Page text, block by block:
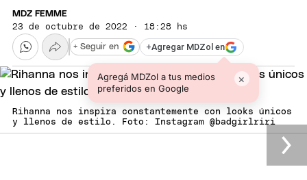
MDZ FEMME
23 de octubre de 2022 · 18:28 hs
+Agregar MDZol en
Agregá MDZol a tus medios
preferidos en Google
×
+ Seguir en
Rihanna nos inspira constantemente con looks únicos
y llenos de estilo. Foto: Instagram @badgirlriri